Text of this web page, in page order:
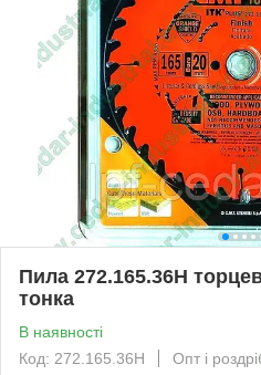
Пила 272.165.36H
тонка
В наявності
Код: 272.165.36H
Опт і